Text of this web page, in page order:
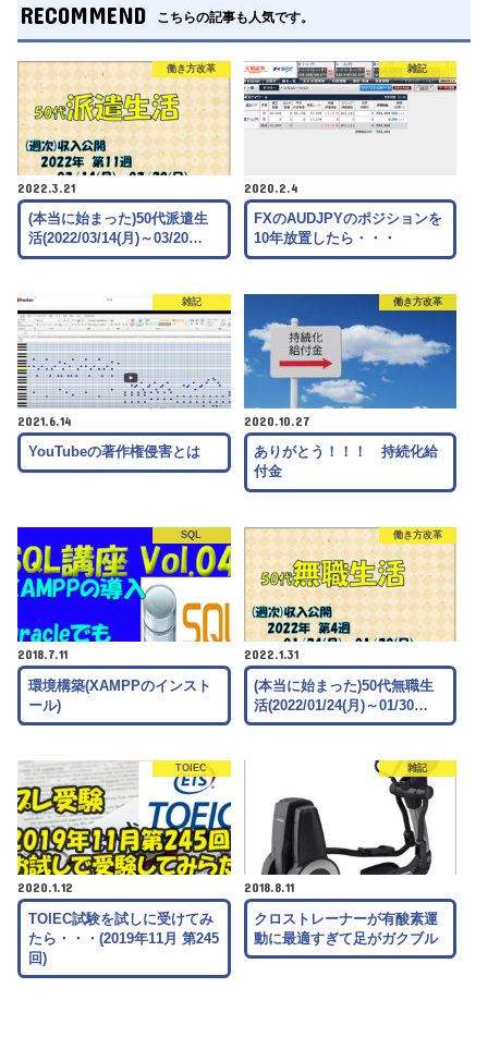
RECOMMEND こちらの記事も人気です。
働き方改革
2022.3.21
(本当に始まった)50代派遣生
活(2022/03/14(月)～03/20…
雑記
2020.2.4
FXのAUDJPYのポジションを
10年放置したら・・・
雑記
2021.6.14
YouTubeの著作権侵害とは
働き方改革
2020.10.27
ありがとう！！！ 持続化給
付金
SQL
2018.7.11
環境構築(XAMPPのインスト
ール)
働き方改革
2022.1.31
(本当に始まった)50代無職生
活(2022/01/24(月)～01/30…
TOIEC
2020.1.12
TOIEC試験を試しに受けてみ
たら・・・(2019年11月 第245
回)
雑記
2018.8.11
クロストレーナーが有酸素運
動に最適すぎて足がガクブル